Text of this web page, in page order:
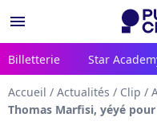
menu
Billetterie Star
Accueil / Actualités / Clip /
Thomas Marfisi, yéyé